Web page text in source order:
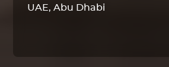
UAE, Abu Dhabi